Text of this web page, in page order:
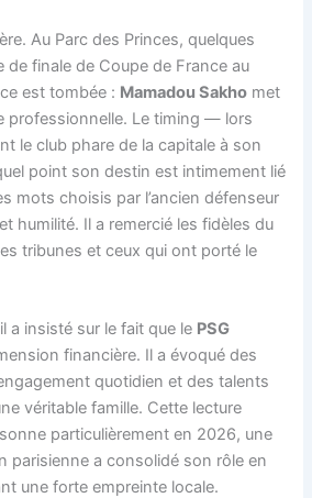
Au Parc des Princes, quelques
de finale de Coupe de France au
est tombée : Mamadou Sakho met
professionnelle. Le timing — lors
le club phare de la capitale à son
point son destin est intimement lié
mots choisis par l’ancien défenseur
humilité. Il a remercié les fidèles du
tribunes et ceux qui ont porté le
a insisté sur le fait que le PSG
financière. Il a évoqué des
quotidien et des talents
véritable famille. Cette lecture
particulièrement en 2026, une
parisienne a consolidé son rôle en
une forte empreinte locale.